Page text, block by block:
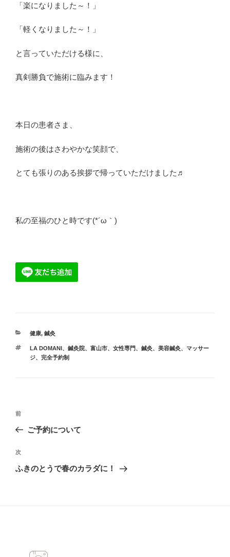
「楽になりました～！」
「軽くなりました～！」
と言っていただける様に、
真剣勝負で施術に臨みます！
本日の患者さま、
施術の後はさわやかな笑顔で、
とても張りのある挨拶で帰っていただけました♬
私の至福のひと時です(*´ω｀)
カ
ゴ
リ
健康, 鍼灸
タ
グ
LA DOMANI、鍼灸院、富山市、女性専門、鍼灸、美容鍼灸、マッサー
ジ、完全予約制
投
ビ
ゲ
過
去
投
稿
前
ご予約について
次
の
次
ふきのとうで春のカラダに！